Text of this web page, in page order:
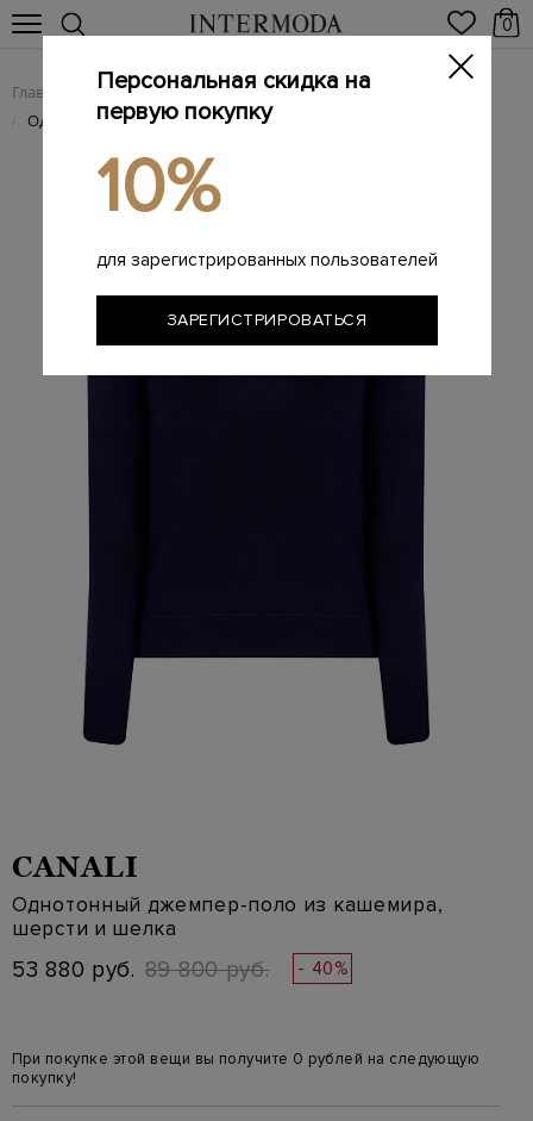
0
Главная Мужчинам / Одежда / Поло
/ Однотонный джемпер-поло из кашемира, шерсти и шелка
CANALI
Однотонный джемпер-поло из кашемира,
шерсти и шелка
53 880 руб. 89 800 руб. - 40%
При покупке этой вещи вы получите 0 рублей на следующую
покупку!
Персональная скидка на
первую покупку
10%
для зарегистрированных пользователей
ЗАРЕГИСТРИРОВАТЬСЯ